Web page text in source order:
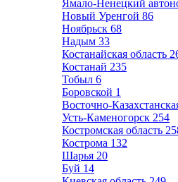
Ямало-Ненецкий
Новый Уренгой 86
Ноябрьск 68
Надым 33
Костанайская область
Костанай 235
Тобыл 6
Боровской 1
Восточно-
Усть-Каменогорск 254
Костромская область
Кострома 132
Шарья 20
Буй 14